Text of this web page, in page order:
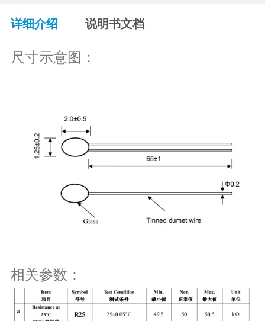
详细介绍 说明书文档
尺寸示意图：
相关参数：